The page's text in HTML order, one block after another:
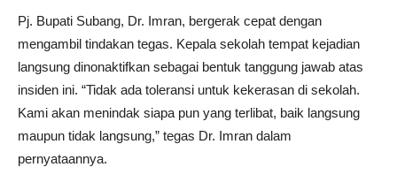
Pj. Bupati Subang, Dr. Imran, bergerak cepat dengan
mengambil tindakan tegas. Kepala sekolah tempat kejadian
langsung dinonaktifkan sebagai bentuk tanggung jawab atas
insiden ini. “Tidak ada toleransi untuk kekerasan di sekolah.
Kami akan menindak siapa pun yang terlibat, baik langsung
maupun tidak langsung,” tegas Dr. Imran dalam
pernyataannya.